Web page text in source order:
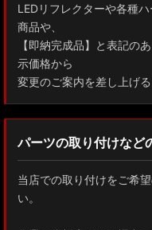
LEDリフレクターや各種
商品や、
【即納完成品】と表記の
示価格から
変更のご案内を差し上げ
パーツの取り付けなど
当店での取り付けをご希
い。